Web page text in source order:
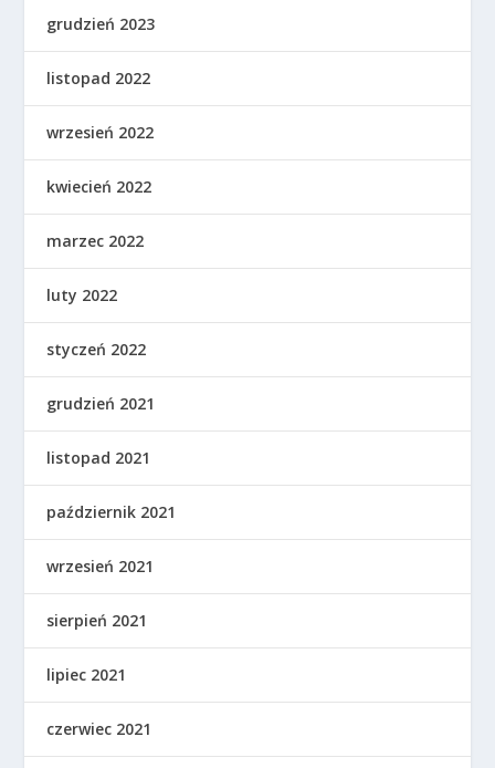
grudzień 2023
listopad 2022
wrzesień 2022
kwiecień 2022
marzec 2022
luty 2022
styczeń 2022
grudzień 2021
listopad 2021
październik 2021
wrzesień 2021
sierpień 2021
lipiec 2021
czerwiec 2021